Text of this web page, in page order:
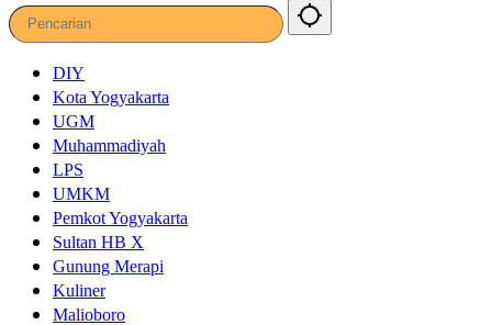
DIY
Kota Yogyakarta
UGM
Muhammadiyah
LPS
UMKM
Pemkot Yogyakarta
Sultan HB X
Gunung Merapi
Kuliner
Malioboro